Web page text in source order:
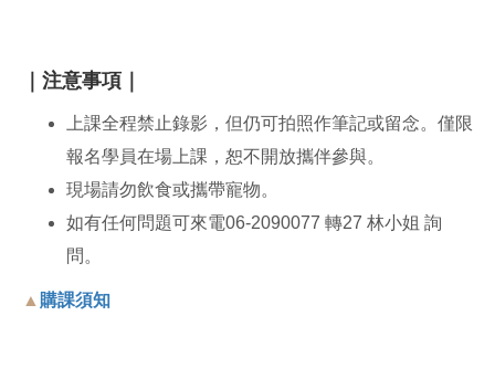
｜注意事項｜
上課全程禁止錄影，但仍可拍照作筆記或留念。僅限
報名學員在場上課，恕不開放攜伴參與。
現場請勿飲食或攜帶寵物。
如有任何問題可來電06-2090077 轉27 林小姐 詢
問。
▲ 購課須知